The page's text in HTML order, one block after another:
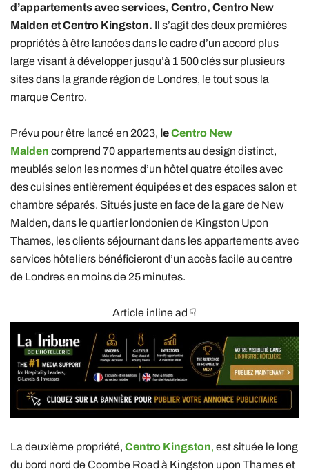
d’appartements avec services, Centro, Centro New
Malden et Centro Kingston. Il s’agit des deux premières
propriétés à être lancées dans le cadre d’un accord plus
large visant à développer jusqu’à 1 500 clés sur plusieurs
sites dans la grande région de Londres, le tout sous la
marque Centro.
Prévu pour être lancé en 2023, leCentro New
Malden comprend 70 appartements au design distinct,
meublés selon les normes d’un hôtel quatre étoiles avec
des cuisines entièrement équipées et des espaces salon et
chambre séparés. Situés juste en face de la gare de New
Malden, dans le quartier londonien de Kingston Upon
Thames, les clients séjournant dans les appartements avec
services hôteliers bénéficieront d’un accès facile au centre
de Londres en moins de 25 minutes.
Article inline ad ☟
La deuxième propriété, Centro Kingston, est située le long
du bord nord de Coombe Road à Kingston upon Thames et